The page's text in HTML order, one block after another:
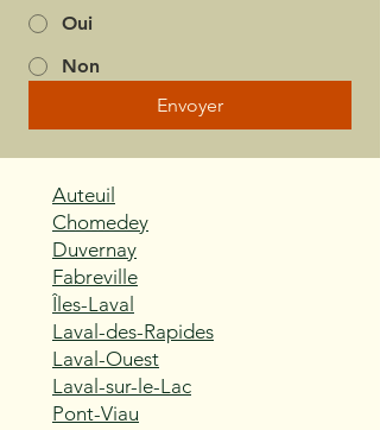
Oui
Non
Envoyer
Auteuil
Chomedey
Duvernay
Fabreville
Îles-Laval
Laval-des-Rapides
Laval-Ouest
Laval-sur-le-Lac
Pont-Viau